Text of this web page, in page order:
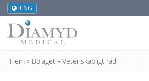
ENG
Hem » Bolaget » Vetenskapligt råd